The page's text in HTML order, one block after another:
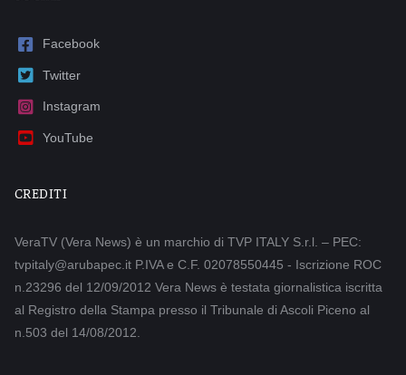
Facebook
Twitter
Instagram
YouTube
CREDITI
VeraTV (Vera News) è un marchio di TVP ITALY S.r.l. – PEC:
tvpitaly@arubapec.it P.IVA e C.F. 02078550445 - Iscrizione ROC
n.23296 del 12/09/2012 Vera News è testata giornalistica iscritta
al Registro della Stampa presso il Tribunale di Ascoli Piceno al
n.503 del 14/08/2012.